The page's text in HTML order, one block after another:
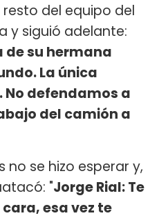
del equipo del
y siguió adelante:
de su hermana
La única
defendamos a
del camión a
no se hizo esperar y,
"Jorge Rial: Te
esa vez te